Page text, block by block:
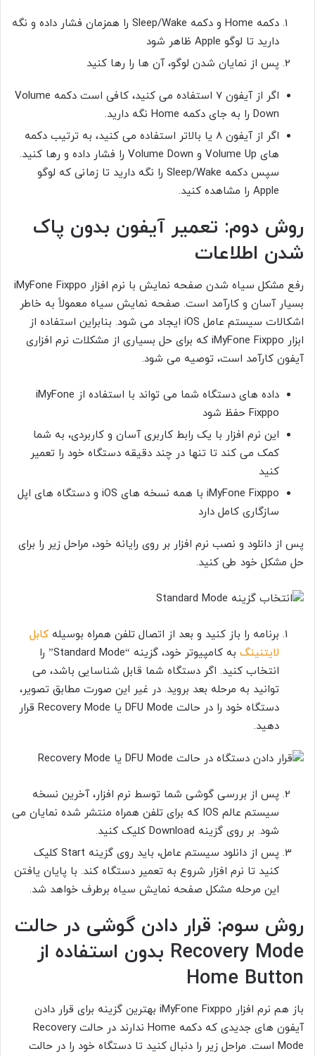
دکمه Home و دکمه Sleep/Wake را همزمان فشار داده و نگه
دارید تا لوگو Apple ظاهر شود
پس از نمایان شدن لوگو، آن ها را رها کنید
اگر از آیفون 7 استفاده می کنید، کافی است دکمه Volume
Down را به جای دکمه Home نگه دارید.
اگر از آیفون 8 یا بالاتر استفاده می کنید، به ترتیب دکمه
های Volume Up و Volume Down را فشار داده و رها کنید.
سپس دکمه Sleep/Wake را نگه دارید تا زمانی که لوگو
Apple را مشاهده کنید.
روش دوم: تعمیر آیفون بدون پاک
شدن اطلاعات
رفع مشکل سیاه شدن صفحه نمایش با نرم افزار iMyFone Fixppo
بسیار آسان و کارآمد است. صفحه نمایش سیاه معمولاً به خاطر
اشکالات سیستم عامل iOS ایجاد می شود. بنابراین استفاده از
ابزار iMyFone Fixppo که برای حل بسیاری از مشکلات نرم افزاری
آیفون کارآمد است، توصیه می شود.
داده های دستگاه شما می تواند با استفاده از iMyFone
Fixppo حفظ شود
این نرم افزار با یک رابط کاربری آسان و کاربردی، به شما
کمک می کند تا تنها در چند دقیقه دستگاه خود را تعمیر
کنید
iMyFone Fixppo با همه نسخه های
iOS و دستگاه های اپل
سازگاری کامل دارد
پس از دانلود و نصب نرم افزار بر روی رایانه خود، مراحل زیر را برای
حل مشکل خود طی کنید.
برنامه را باز کنید و بعد از اتصال تلفن همراه بوسیله کابل
لایتنینگ
به کامپیوتر خود، گزینه “Standard Mode” را
انتخاب کنید. اگر دستگاه شما قابل شناسایی باشد، می
توانید به مرحله بعد بروید. در غیر این صورت مطابق تصویر،
دستگاه خود را در حالت DFU Mode یا Recovery Mode قرار
دهید.
پس از بررسی گوشی شما توسط نرم افزار، آخرین نسخه
سیستم عالم IOS که برای تلفن همراه منتشر شده نمایان می
شود. بر روی گزینه Download کلیک کنید.
پس از دانلود سیستم عامل، باید روی گزینه Start کلیک
کنید تا نرم افزار شروع به تعمیر دستگاه کند. با پایان یافتن
این مرحله مشکل صفحه نمایش سیاه برطرف خواهد شد.
روش سوم: قرار دادن گوشی در حالت
Recovery Mode بدون استفاده از
Home Button
باز هم نرم افزار iMyFone Fixppo بهترین گزینه برای قرار دادن
آیفون های جدیدی که دکمه Home ندارند در حالت Recovery
Mode است. مراحل زیر را دنبال کنید تا دستگاه خود را در حالت